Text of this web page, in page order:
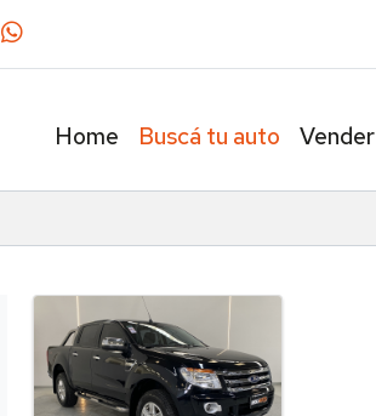
Av. Álvarez Thomas 2401 Tel. 4521-2737 / 1136031799
Home Buscá tu auto Vender